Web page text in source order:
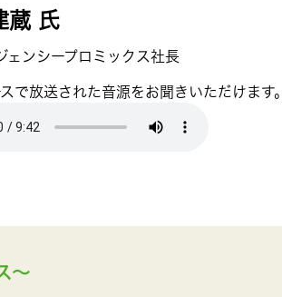
蔵 氏
ェンシープロミックス社長
で放送された音源をお聞きいただけます。
～